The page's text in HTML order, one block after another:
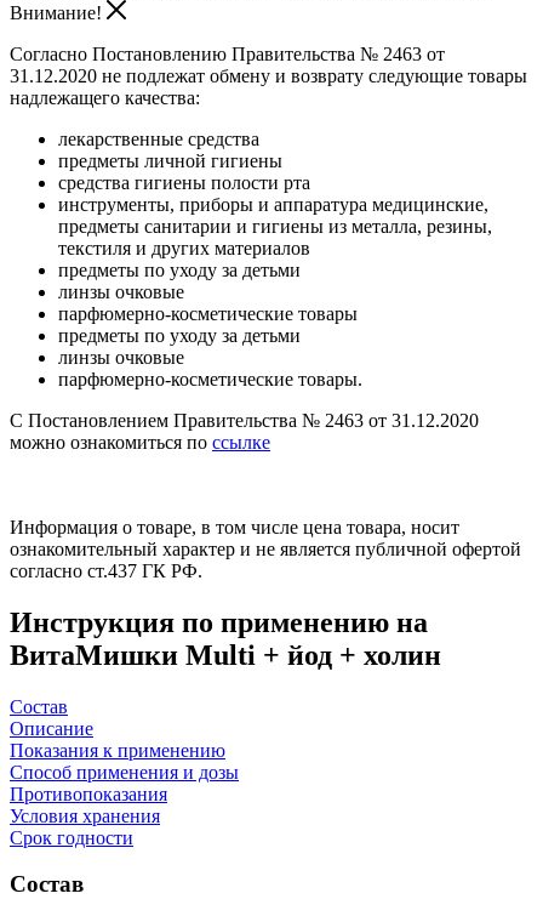
Внимание!
Согласно Постановлению Правительства № 2463 от
31.12.2020 не подлежат обмену и возврату следующие товары
надлежащего качества:
лекарственные средства
предметы личной гигиены
средства гигиены полости рта
инструменты, приборы и аппаратура медицинские,
предметы санитарии и гигиены из металла, резины,
текстиля и других материалов
предметы по уходу за детьми
линзы очковые
парфюмерно-косметические товары
предметы по уходу за детьми
линзы очковые
парфюмерно-косметические товары.
С Постановлением Правительства № 2463 от 31.12.2020
можно ознакомиться по ссылке
Информация о товаре, в том числе цена товара, носит
ознакомительный характер и не является публичной офертой
согласно ст.437 ГК РФ.
Инструкция по применению на
ВитаМишки Multi + йод + холин
Состав
Описание
Показания к применению
Cпособ применения и дозы
Противопоказания
Условия хранения
Срок годности
Состав